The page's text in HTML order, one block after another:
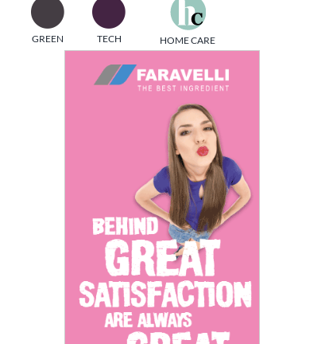
GREEN TECH HOME CARE